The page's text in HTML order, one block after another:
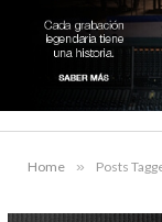
Home » Posts